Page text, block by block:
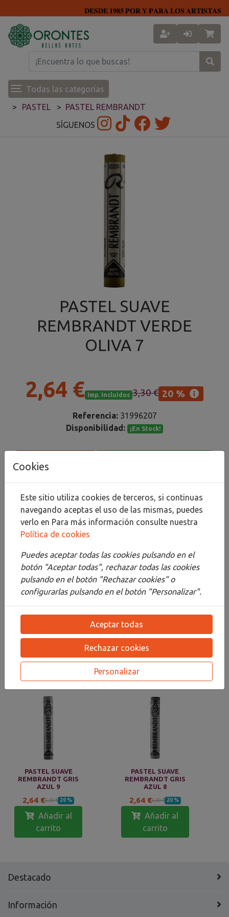
𝐃𝐄𝐒𝐃𝐄 𝟏𝟗𝟖𝟓 𝐏𝐎𝐑 𝐘 𝐏𝐀𝐑𝐀 𝐋𝐎𝐒 𝐀𝐑𝐓𝐈𝐒𝐓𝐀𝐒
Todas las categorías
PASTEL
PASTEL REMBRANDT
SÍGUENOS
PASTEL SUAVE
REMBRANDT VERDE
OLIVA 7
2,64 € Imp. Incluidos 3,30 € 20 %
Referencia: 31996207
Disponibilidad:
¡En Stock!
Compartir
Detalles
Adjuntos
Opiniones
¡Este producto no tiene descripción!
PRODUCTOS RELACIONADOS
PASTEL SUAVE
REMBRANDT GRIS
AZUL 9
2,64 €3,30 € 20 %
Añadir al
carrito
PASTEL SUAVE
REMBRANDT GRIS
AZUL 8
2,64 €3,30 € 20 %
Añadir al
carrito
Destacado
Información
Cookies
Este sitio utiliza cookies de terceros, si continuas
navegando aceptas el uso de las mismas, puedes
verlo en Para más información consulte nuestra
Política de cookies
Puedes aceptar todas las cookies pulsando en el
botón "Aceptar todas", rechazar todas las cookies
pulsando en el botón "Rechazar cookies" o
configurarlas pulsando en el botón "Personalizar".
Aceptar todas
Rechazar cookies
Personalizar